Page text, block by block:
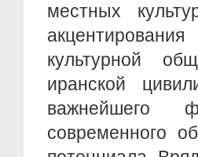
местных
культурной
иранской
важнейшего
современного